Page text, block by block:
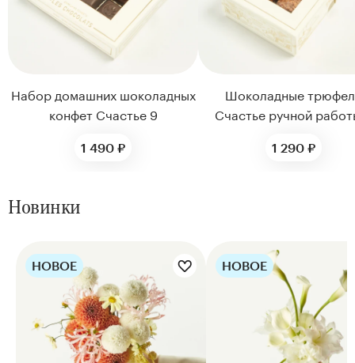
Набор домашних шоколадных
конфет Счастье 9
1 490 ₽
Шоколадные
Счастье ручной
1 290 ₽
Новинки
Цветы букета:
НОВОЕ
Цветы букета:
НОВОЕ